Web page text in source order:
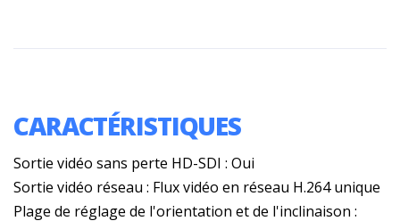
CARACTÉRISTIQUES
Sortie vidéo sans perte HD-SDI : Oui
Sortie vidéo réseau : Flux vidéo en réseau H.264 unique
Plage de réglage de l'orientation et de l'inclinaison :